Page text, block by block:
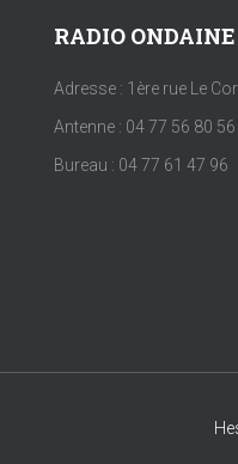
RADIO ONDAINE
Adresse : 1ère rue Le
Antenne : 04 77 56 80 56
Bureau : 04 77 61 47 96